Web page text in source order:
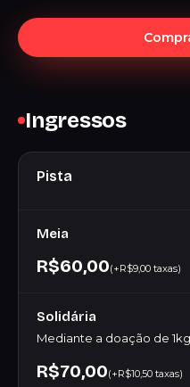
Ingressos
Pista
Meia
R$60,00(+R$9,00 taxas)
Solidária
Mediante a doação de
R$70,00(+R$10,50 taxas)